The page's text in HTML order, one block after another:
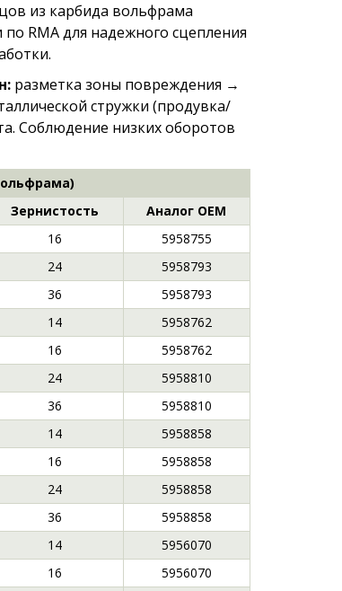
из карбида вольфрама
RMA для надежного сцепления
разметка зоны повреждения →
стружки (продувка/
Соблюдение низких оборотов
Зернистость
Аналог OEM
16
5958755
24
5958793
36
5958793
14
5958762
16
5958762
24
5958810
36
5958810
14
5958858
16
5958858
24
5958858
36
5958858
14
5956070
16
5956070